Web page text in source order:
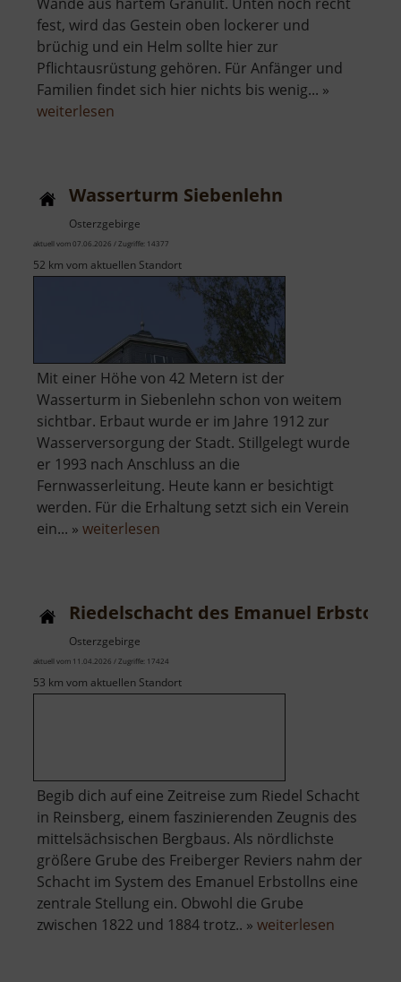
fest, wird das Gestein oben lockerer und
brüchig und ein Helm sollte hier zur
Pflichtausrüstung gehören. Für Anfänger und
Familien findet sich hier nichts bis wenig... »
weiterlesen
Wasserturm Siebenlehn
Osterzgebirge
aktuell vom 07.06.2026 / Zugriffe: 14377
52 km vom aktuellen Standort
Mit einer Höhe von 42 Metern ist der
Wasserturm in Siebenlehn schon von weitem
sichtbar. Erbaut wurde er im Jahre 1912 zur
Wasserversorgung der Stadt. Stillgelegt wurde
er 1993 nach Anschluss an die
Fernwasserleitung. Heute kann er besichtigt
werden. Für die Erhaltung setzt sich ein Verein
ein... » weiterlesen
Riedelschacht des Emanuel Erbstolln
Osterzgebirge
aktuell vom 11.04.2026 / Zugriffe: 17424
53 km vom aktuellen Standort
Begib dich auf eine Zeitreise zum Riedel Schacht
in Reinsberg, einem faszinierenden Zeugnis des
mittelsächsischen Bergbaus. Als nördlichste
größere Grube des Freiberger Reviers nahm der
Schacht im System des Emanuel Erbstollns eine
zentrale Stellung ein. Obwohl die Grube
zwischen 1822 und 1884 trotz.. » weiterlesen